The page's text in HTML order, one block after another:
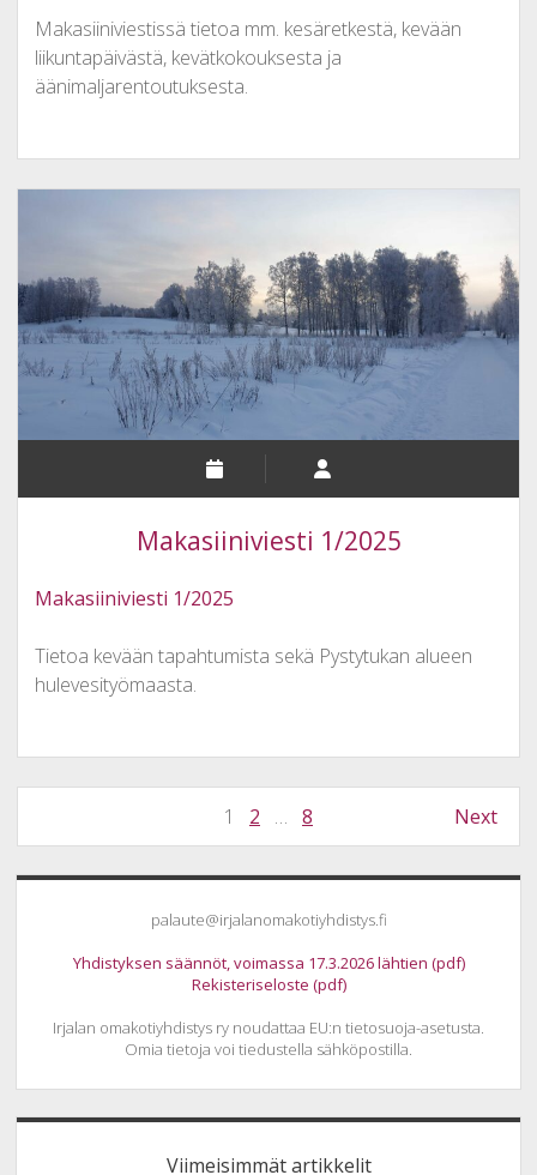
Makasiiniviestissä tietoa mm. kesäretkestä, kevään
liikuntapäivästä, kevätkokouksesta ja
äänimaljarentoutuksesta.
Makasiiniviesti 1/2025
Makasiiniviesti 1/2025
Tietoa kevään tapahtumista sekä Pystytukan alueen
hulevesityömaasta.
sivutus
1 2 … 8 Next
Sidebar
palaute@irjalanomakotiyhdistys.fi
Yhdistyksen säännöt, voimassa 17.3.2026 lähtien (pdf)
Rekisteriseloste (pdf)
Irjalan omakotiyhdistys ry noudattaa EU:n tietosuoja-asetusta.
Omia tietoja voi tiedustella sähköpostilla.
Viimeisimmät artikkelit